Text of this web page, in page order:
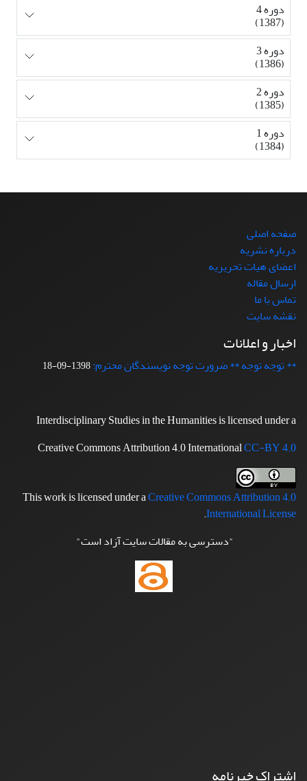
دوره 4
(1387)
دوره 3
(1386)
دوره 2
(1385)
دوره 1
(1384)
صفحه اصلی
درباره نشریه
اعضای هیات تحریریه
ارسال مقاله
تماس با ما
نقشه سایت
اخبار و اعلانات
** توجه توجه ** ضرورت توجه نویسندگان محترم:1398-09-18
Interdisciplinary Studies in the Humanities is licensed under a
Creative Commons Attribution 4.0 InternationalCC-BY 4.0
This work is licensed under aCreative Commons Attribution 4.0
International License
.
"دسترسی به مقالات سایت آزاد است"